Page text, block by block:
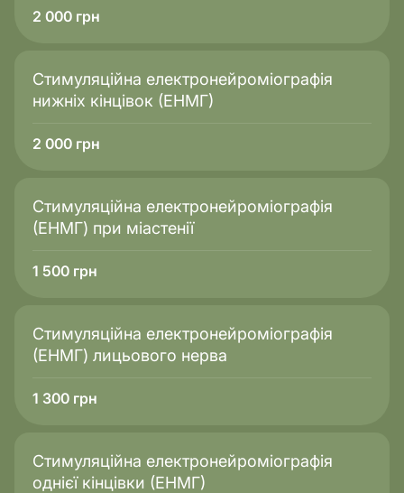
2 000 грн
Стимуляційна електронейроміографія
нижніх кінцівок (ЕНМГ)
2 000 грн
Стимуляційна електронейроміографія
(ЕНМГ) при міастенії
1 500 грн
Стимуляційна електронейроміографія
(ЕНМГ) лицьового нерва
1 300 грн
Стимуляційна електронейроміографія
однієї кінцівки (ЕНМГ)